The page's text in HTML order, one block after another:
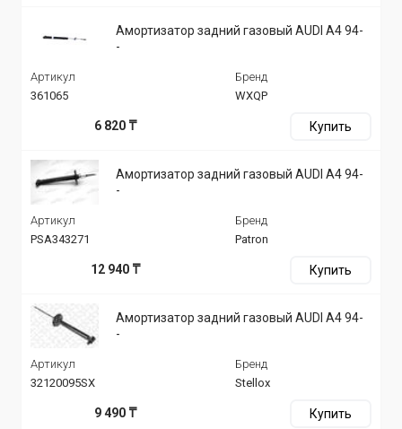
Амортизатор задний газовый AUDI A4 94-
-
Артикул
361065
Бренд
WXQP
6 820 ₸ Купить
Амортизатор задний газовый AUDI A4 94-
-
Артикул
PSA343271
Бренд
Patron
12 940 ₸ Купить
Амортизатор задний газовый AUDI A4 94-
-
Артикул
32120095SX
Бренд
Stellox
9 490 ₸ Купить